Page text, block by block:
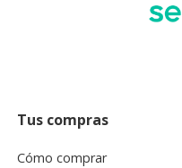
Tus compras
Cómo comprar